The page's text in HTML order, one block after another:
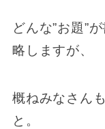
どんな”お題”
略しますが、
概ねみなさん
と。